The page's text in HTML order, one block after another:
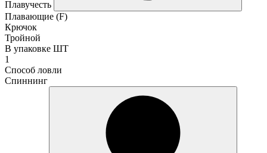
Плавучесть
Плавающие (F)
Крючок
Тройной
В упаковке ШТ
1
Способ ловли
Спиннинг